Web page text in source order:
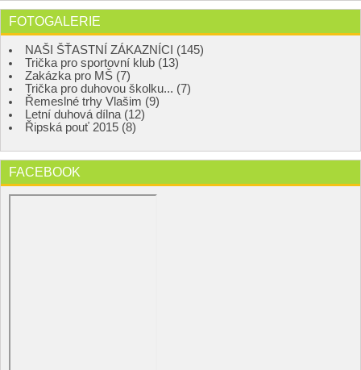
FOTOGALERIE
NAŠI ŠŤASTNÍ ZÁKAZNÍCI (145)
Trička pro sportovní klub (13)
Zakázka pro MŠ (7)
Trička pro duhovou školku... (7)
Řemeslné trhy Vlašim (9)
Letní duhová dílna (12)
Řipská pouť 2015 (8)
FACEBOOK